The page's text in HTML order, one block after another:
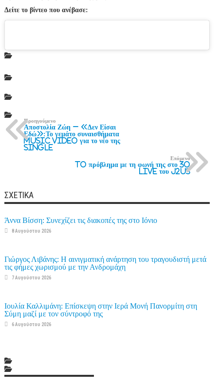
Δείτε το βίντεο που ανέβασε:
Προηγούμενο
Αποστολία Ζώη – «Δεν Είσαι
Εδώ»:Το γεμάτο συναισθήματα
music video για το νέο της
single
Επόμενο
To πρόβλημα με τη φωνή της στο 3o
live του J2US
ΣΧΕΤΙΚΆ
Άννα Βίσση: Συνεχίζει τις διακοπές της στο Ιόνιο
8 Αυγούστου 2026
Γιώργος Λιβάνης: Η αινιγματική ανάρτηση του τραγουδιστή μετά
τις φήμες χωρισμού με την Ανδρομάχη
7 Αυγούστου 2026
Ιουλία Καλλιμάνη: Επίσκεψη στην Ιερά Μονή Πανορμίτη στη
Σύμη μαζί με τον σύντροφό της
6 Αυγούστου 2026